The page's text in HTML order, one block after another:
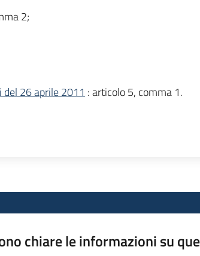
2;
26 aprile 2011 : articolo 5, comma 1.
chiare le informazioni su